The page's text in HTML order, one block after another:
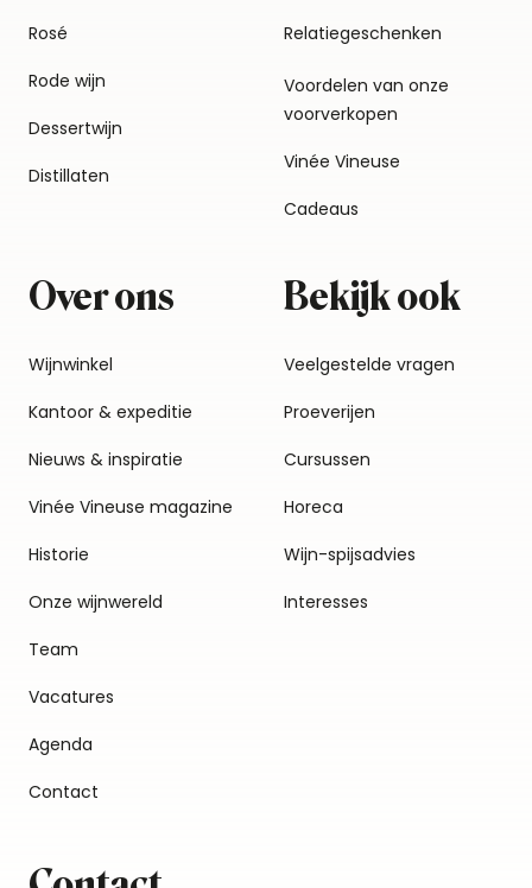
Rosé
Rode wijn
Dessertwijn
Distillaten
Relatiegeschenken
Voordelen van onze
voorverkopen
Vinée Vineuse
Cadeaus
Over ons
Wijnwinkel
Kantoor & expeditie
Nieuws & inspiratie
Vinée Vineuse magazine
Historie
Onze wijnwereld
Team
Vacatures
Agenda
Contact
Bekijk ook
Veelgestelde vragen
Proeverijen
Cursussen
Horeca
Wijn-spijsadvies
Interesses